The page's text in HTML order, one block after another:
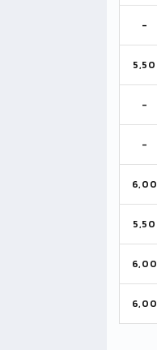
-
5,50
-
-
6,00
5,50
6,00
6,00